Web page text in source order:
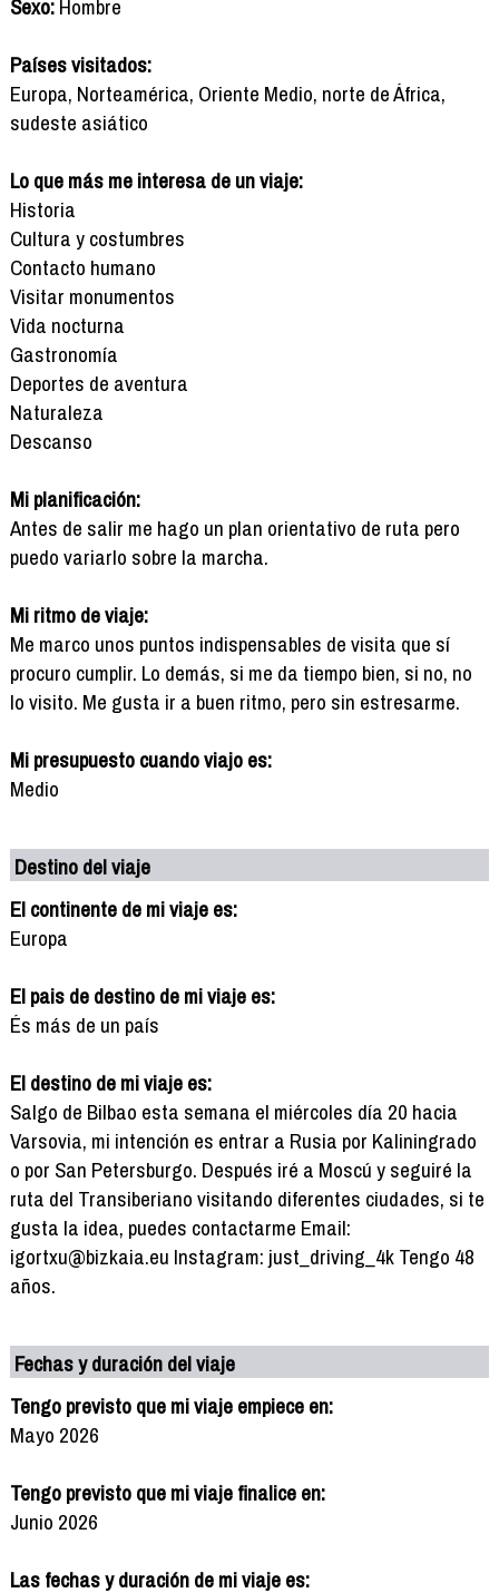
Sexo:Hombre
Países visitados:
Europa, Norteamérica, Oriente Medio, norte de África,
sudeste asiático
Lo que más me interesa de un viaje:
Historia
Cultura y costumbres
Contacto humano
Visitar monumentos
Vida nocturna
Gastronomía
Deportes de aventura
Naturaleza
Descanso
Mi planificación:
Antes de salir me hago un plan orientativo de ruta pero
puedo variarlo sobre la marcha.
Mi ritmo de viaje:
Me marco unos puntos indispensables de visita que sí
procuro cumplir. Lo demás, si me da tiempo bien, si no, no
lo visito. Me gusta ir a buen ritmo, pero sin estresarme.
Mi presupuesto cuando viajo es:
Medio
Destino del viaje
El continente de mi viaje es:
Europa
El pais de destino de mi viaje es:
És más de un país
El destino de mi viaje es:
Salgo de Bilbao esta semana el miércoles día 20 hacia
Varsovia, mi intención es entrar a Rusia por Kaliningrado
o por San Petersburgo. Después iré a Moscú y seguiré la
ruta del Transiberiano visitando diferentes ciudades, si te
gusta la idea, puedes contactarme Email:
igortxu@bizkaia.eu Instagram: just_driving_4k Tengo 48
años.
Fechas y duración del viaje
Tengo previsto que mi viaje empiece en:
Mayo 2026
Tengo previsto que mi viaje finalice en:
Junio 2026
Las fechas y duración de mi viaje es: